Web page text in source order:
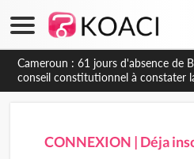
Cameroun : 61 jours d'absence de
conseil constitutionnel à constater
CONNEXION | Déja